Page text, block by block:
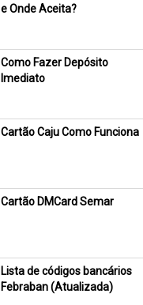
e Onde Aceita?
Como Fazer Depósito
Imediato
Cartão Caju Como Funciona
Cartão DMCard Semar
Lista de códigos bancários
Febraban (Atualizada)